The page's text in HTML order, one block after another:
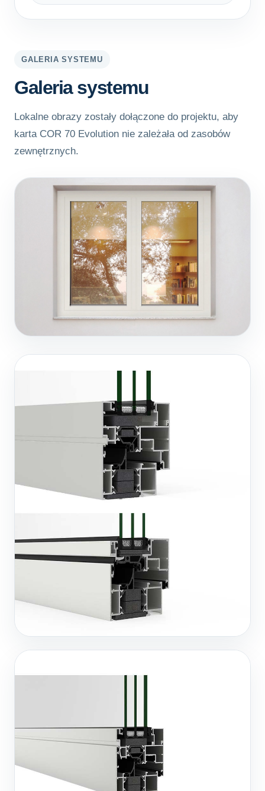
GALERIA SYSTEMU
Galeria systemu
Lokalne obrazy zostały dołączone do projektu, aby
karta COR 70 Evolution nie zależała od zasobów
zewnętrznych.